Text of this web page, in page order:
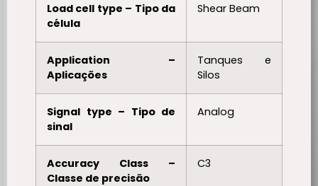
Load cell type – Tipo da
célula
Shear Beam
Application –
Aplicações
Tanques e
Silos
Signal type – Tipo de
sinal
Analog
Accuracy Class –
Classe de precisão
C3